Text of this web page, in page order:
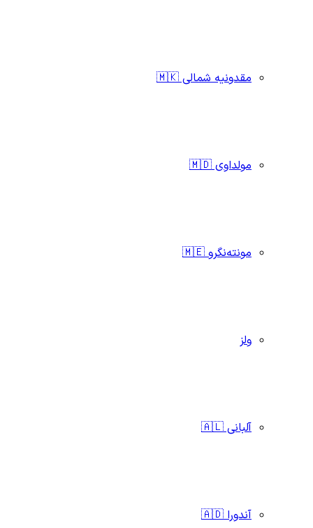
مقدونیه شمالی 🇲🇰
مولداوی 🇲🇩
مونته‌نگرو 🇲🇪
ولز
آلبانی 🇦🇱
آندورا 🇦🇩